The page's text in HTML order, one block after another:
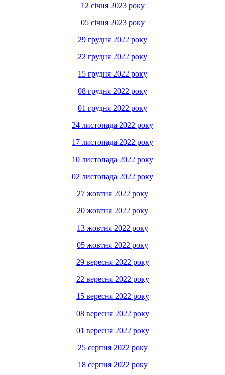
12 січня 2023 року
05 січня 2023 року
29 грудня 2022 року
22 грудня 2022 року
15 грудня 2022 року
08 грудня 2022 року
01 грудня 2022 року
24 листопада 2022 року
17 листопада 2022 року
10 листопада 2022 року
02 листопада 2022 року
27 жовтня 2022 року
20 жовтня 2022 року
13 жовтня 2022 року
05 жовтня 2022 року
29 вересня 2022 року
22 вересня 2022 року
15 вересня 2022 року
08 вересня 2022 року
01 вересня 2022 року
25 серпня 2022 року
18 серпня 2022 року